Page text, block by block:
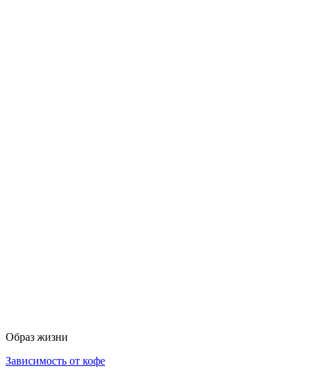
Образ жизни
Зависимость от кофе